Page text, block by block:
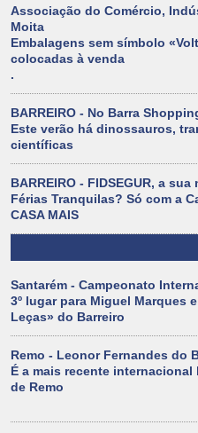
Associação do Comércio,
Moita
Embalagens sem símbolo
colocadas à venda
.
BARREIRO - No Barra
Este verão há dinossauros,
científicas
BARREIRO - FIDSEGUR, a sua
Férias Tranquilas? Só com a
CASA MAIS
Santarém - Campeonato
3º lugar para Miguel Marques
Leças» do Barreiro
Remo - Leonor Fernandes do
É a mais recente
de Remo